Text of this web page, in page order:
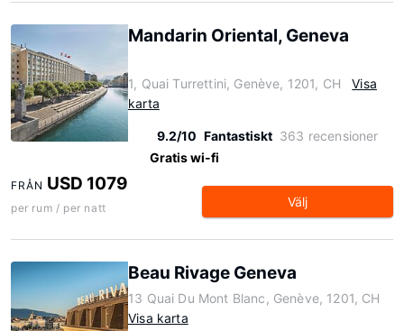
Mandarin Oriental, Geneva
1, Quai Turrettini, Genève, 1201, CH
Visa
karta
9.2/10 Fantastiskt 363 recensioner
Gratis wi-fi
FRÅN USD 1079
per rum / per natt Välj
Beau Rivage Geneva
13 Quai Du Mont Blanc, Genève, 1201, CH
Visa karta